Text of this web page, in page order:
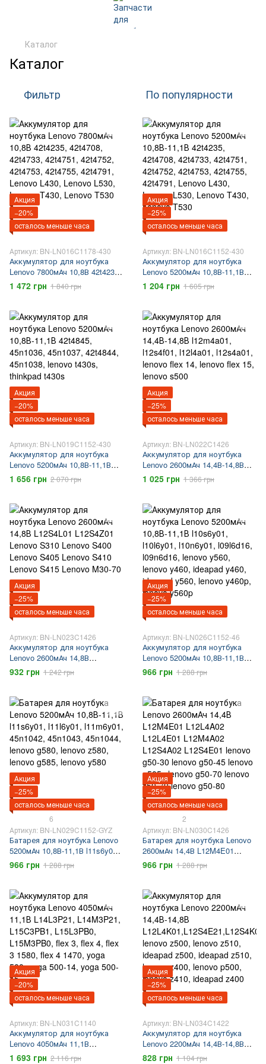
Каталог
Каталог
Фильтр По популярности
Акция
−20%
осталось меньше часа
Артикул: BN-LN016C1178-430
Аккумулятор для ноутбука
Lenovo 7800мАч 10,8В 42t4235,
42t4708, 42t4733, 42t4751,
42t4752, 42t4753, 42t4755,
L530, Lenovo T430, Lenovo
T530
1 472 грн 1 840 грн
Акция
−25%
осталось меньше часа
Артикул: BN-LN016C1152-430
Аккумулятор для ноутбука
Lenovo 5200мАч 10,8В-11,1В
42t4235, 42t4708, 42t4733,
42t4751, 42t4752, 42t4753,
Lenovo L530, Lenovo T430,
Lenovo T530
1 204 грн 1 605 грн
Акция
−20%
осталось меньше часа
Артикул: BN-LN019C1152-430
Аккумулятор для ноутбука
Lenovo 5200мАч 10,8В-11,1В
42t4845, 45n1036, 45n1037,
42t4844, 45n1038, lenovo t430s,
1 656 грн 2 070 грн
Акция
−25%
осталось меньше часа
Артикул: BN-LN022C1426
Аккумулятор для ноутбука
Lenovo 2600мАч 14,4В-14,8В
l12m4a01, l12s4f01, l12l4a01,
l12s4a01, lenovo flex 14, lenovo
1 025 грн 1 366 грн
Акция
−25%
осталось меньше часа
Артикул: BN-LN023C1426
Аккумулятор для ноутбука
Lenovo 2600мАч 14,8В
L12S4L01 L12S4Z01 Lenovo
S310 Lenovo S400 Lenovo S405
Lenovo M30-70
932 грн 1 242 грн
Акция
−25%
осталось меньше часа
Артикул: BN-LN026C1152-46
Аккумулятор для ноутбука
Lenovo 5200мАч 10,8В-11,1В
l10s6y01, l10l6y01, l10n6y01,
l09l6d16, l09n6d16, lenovo y560,
ideapad y560, lenovo y460p,
lenovo y560p
966 грн 1 288 грн
Акция
−25%
осталось меньше часа
6
Артикул: BN-LN029C1152-GYZ
Батарея для ноутбука Lenovo
5200мАч 10,8В-11,1В l11s6y01,
l11l6y01, l11m6y01, 45n1042,
45n1043, 45n1044, lenovo g580,
lenovo y580
966 грн 1 288 грн
Акция
−25%
осталось меньше часа
2
Артикул: BN-LN030C1426
Батарея для ноутбука Lenovo
2600мАч 14,4В L12M4E01
L12L4A02 L12L4E01 L12M4A02
L12S4A02 L12S4E01 lenovo
g505s lenovo g50-70 lenovo z50-
70 lenovo g50-80
966 грн 1 288 грн
Акция
−20%
осталось меньше часа
Артикул: BN-LN031C1140
Аккумулятор для ноутбука
Lenovo 4050мАч 11,1В
L14L3P21, L14M3P21,
1 693 грн 2 116 грн
Акция
−25%
осталось меньше часа
Артикул: BN-LN034C1422
Аккумулятор для ноутбука
Lenovo 2200мАч 14,4В-14,8В
L12L4K01,L12S4E21,L12S4K01,
828 грн 1 104 грн